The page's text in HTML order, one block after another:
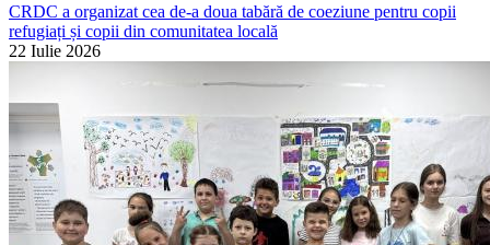
CRDC a organizat cea de-a doua tabără de coeziune pentru copii
refugiați și copii din comunitatea locală
22 Iulie 2026